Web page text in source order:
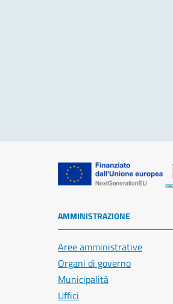
AMMINISTRAZIONE
Aree amministrative
Organi di governo
Municipalità
Uffici